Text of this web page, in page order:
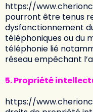
https://
pourront être tenus
dysfonctionnement
téléphoniques ou du
téléphonie lié
réseau empêchant
5. Propriété
https://